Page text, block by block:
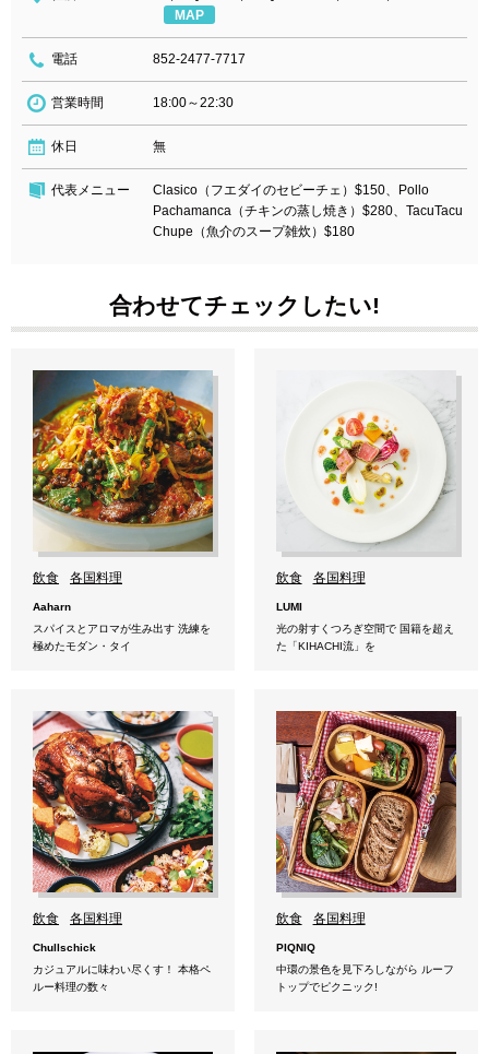
MAP
電話 852-2477-7717
営業時間 18:00～22:30
休日 無
代表メニュー
Clasico（フエダイのセビーチェ）$150、Pollo
Pachamanca（チキンの蒸し焼き）$280、TacuTacu
Chupe（魚介のスープ雑炊）$180
合わせてチェックしたい!
飲食 各国料理
Aaharn
スパイスとアロマが生み出す 洗練を
極めたモダン・タイ
飲食 各国料理
LUMI
光の射すくつろぎ空間で 国籍を超え
た「KIHACHI流」を
飲食 各国料理
Chullschick
カジュアルに味わい尽くす！ 本格ペ
ルー料理の数々
飲食 各国料理
PIQNIQ
中環の景色を見下ろしながら ルーフ
トップでピクニック!